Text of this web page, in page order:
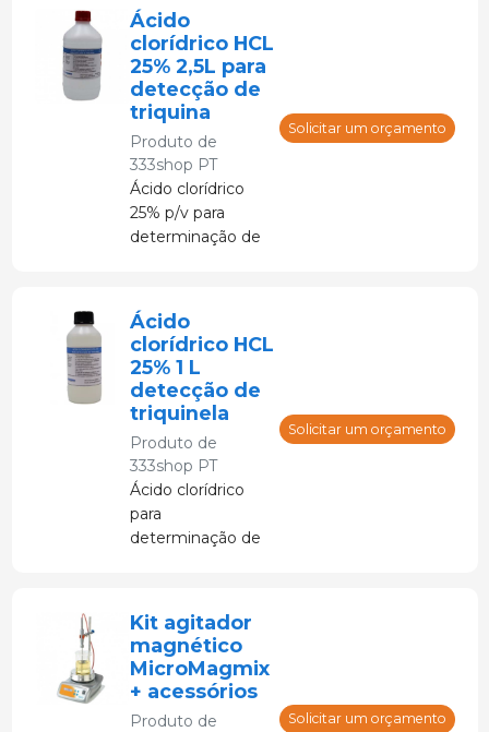
Ácido
clorídrico HCL
25% 2,5L para
detecção de
triquina
Produto de
333shop PT
Ácido clorídrico
25% p/v para
determinação de
carnes.
Solicitar um orçamento
Ácido
clorídrico HCL
25% 1 L
detecção de
triquinela
Produto de
333shop PT
Ácido clorídrico
para
determinação de
Solicitar um orçamento
Kit agitador
magnético
MicroMagmix
+ acessórios
Produto de
Solicitar um orçamento